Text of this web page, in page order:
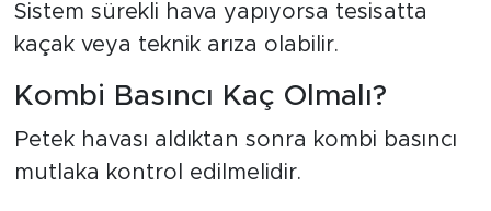
Sistem sürekli hava yapıyorsa tesisatta
kaçak veya teknik arıza olabilir.
Kombi Basıncı Kaç Olmalı?
Petek havası aldıktan sonra kombi basıncı
mutlaka kontrol edilmelidir.